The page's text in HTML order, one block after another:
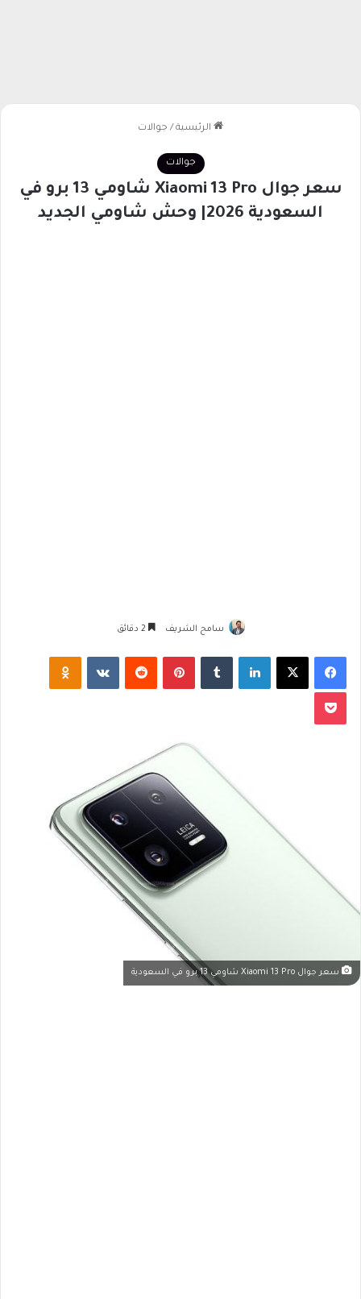
الرئيسية / جوالات
جوالات
سعر جوال Xiaomi 13 Pro شاومي 13 برو في
السعودية 2026| وحش شاومي الجديد
سامح الشريف
فيسبوك لينكدإن بينتيريست
سعر جوال Xiaomi 13 Pro شاومي 13 برو في السعودية